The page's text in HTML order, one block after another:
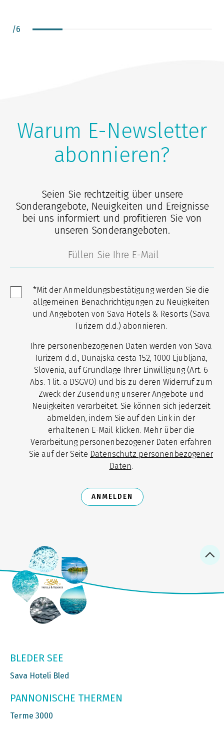
/6
Warum E-Newsletter
abonnieren?
Seien Sie rechtzeitig über unsere
Sonderangebote, Neuigkeiten und Ereignisse
bei uns informiert und profitieren Sie von
unseren Sonderangeboten.
*Mit der Anmeldungsbestätigung werden Sie die
allgemeinen Benachrichtigungen zu Neuigkeiten
und Angeboten von Sava Hotels & Resorts (Sava
Turizem d.d.) abonnieren.
Ihre personenbezogenen Daten werden von Sava
Turizem d.d., Dunajska cesta 152, 1000 Ljubljana,
Slovenia, auf Grundlage Ihrer Einwilligung (Art. 6
Abs. 1 lit. a DSGVO) und bis zu deren Widerruf zum
Zweck der Zusendung unserer Angebote und
Neuigkeiten verarbeitet. Sie können sich jederzeit
abmelden, indem Sie auf den Link in der
erhaltenen E-Mail klicken. Mehr über die
Verarbeitung personenbezogener Daten erfahren
Sie auf der Seite Datenschutz personenbezogener
Daten.
ANMELDEN
BLEDER SEE
Sava Hoteli Bled
PANNONISCHE THERMEN
Terme 3000